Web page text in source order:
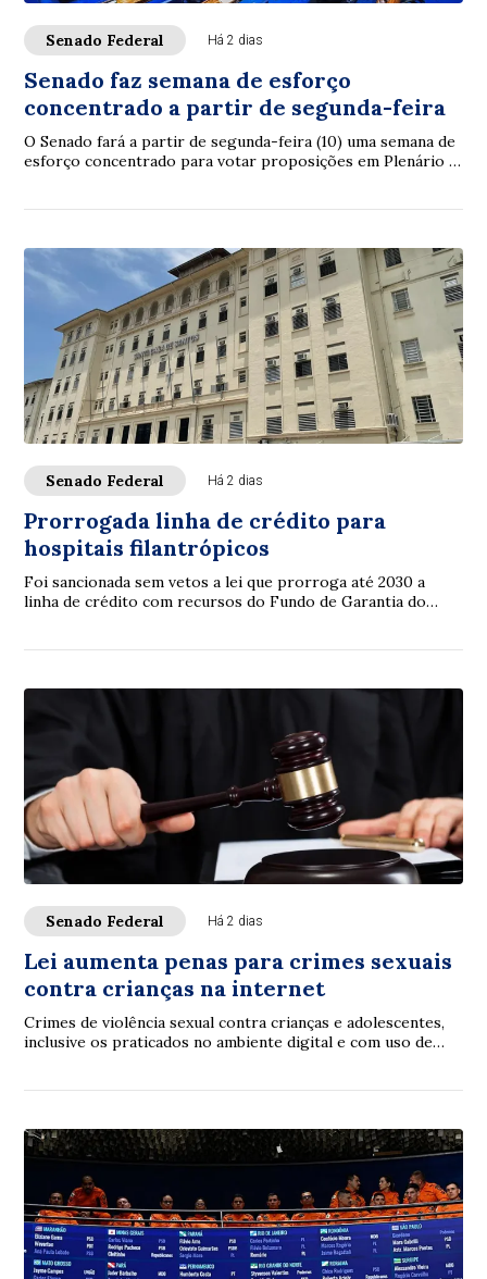
Senado Federal Há 2 dias
Senado faz semana de esforço
concentrado a partir de segunda-feira
O Senado fará a partir de segunda-feira (10) uma semana de
esforço concentrado para votar proposições em Plenário e
Senado Federal Há 2 dias
Prorrogada linha de crédito para
hospitais filantrópicos
Foi sancionada sem vetos a lei que prorroga até 2030 a
linha de crédito com recursos do Fundo de Garantia do
Senado Federal Há 2 dias
Lei aumenta penas para crimes sexuais
contra crianças na internet
Crimes de violência sexual contra crianças e adolescentes,
inclusive os praticados no ambiente digital e com uso de